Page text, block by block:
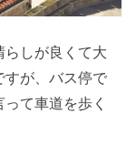
らしが良くて大
すが、バス停で
て車道を歩く